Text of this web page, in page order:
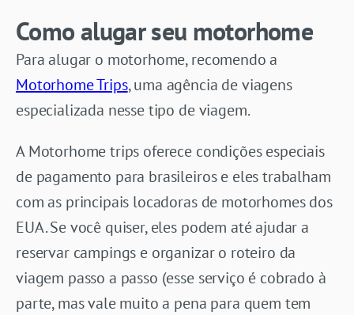
Como alugar seu motorhome
Para alugar o motorhome, recomendo a
Motorhome Trips, uma agência de viagens
especializada nesse tipo de viagem.
A Motorhome trips oferece condições especiais
de pagamento para brasileiros e eles trabalham
com as principais locadoras de motorhomes dos
EUA. Se você quiser, eles podem até ajudar a
reservar campings e organizar o roteiro da
viagem passo a passo (esse serviço é cobrado à
parte, mas vale muito a pena para quem tem